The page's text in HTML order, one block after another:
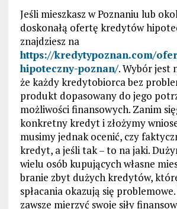
Jeśli mieszkasz w Poznaniu lub
doskonałą ofertę kredytów
znajdziesz na
https://kredytypoznan.com/
hipoteczny-poznan/. Wybór jest
że każdy kredytobiorca bez
produkt dopasowany do jego
możliwości finansowych. Zanim
konkretny kredyt i złożymy
musimy jednak ocenić, czy
kredyt, a jeśli tak – to na jaki.
wielu osób kupujących własne
branie zbyt dużych kredytów,
spłacania okazują się
zawsze mierzyć swoje siły